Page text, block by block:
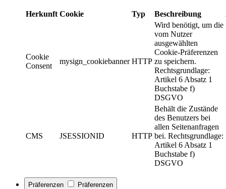
Herkunft Cookie Typ Beschreibung
Cookie
Consent
mysign_cookiebanner HTTP
Wird benötigt, um die
vom Nutzer
ausgewählten
Cookie-Präferenzen
zu speichern.
Rechtsgrundlage:
Artikel 6 Absatz 1
Buchstabe f)
DSGVO
CMS JSESSIONID HTTP
Behält die Zustände
des Benutzers bei
allen Seitenanfragen
bei. Rechtsgrundlage:
Artikel 6 Absatz 1
Buchstabe f)
DSGVO
Präferenzen Präferenzen